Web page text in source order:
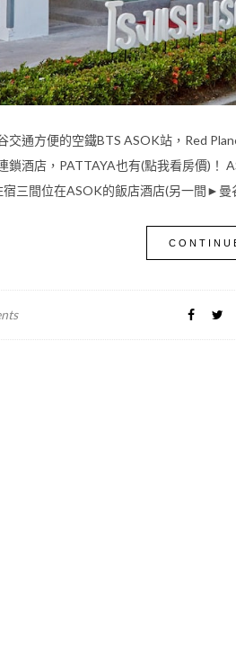
通方便的空鐵BTS ASOK站，Red
鎖酒店，PATTAYA也有(點我看房價)！
宿三間位在ASOK的飯店酒店(另一間►